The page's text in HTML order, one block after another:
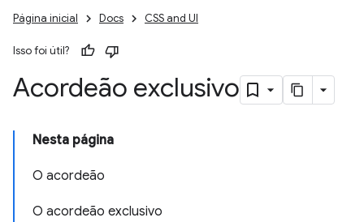
Página inicial Docs CSS and UI
Isso foi útil?
Acordeão exclusivo
Nesta página
O acordeão
O acordeão exclusivo